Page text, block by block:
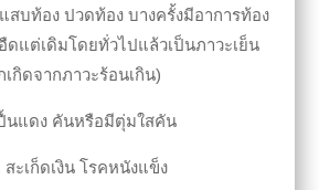
สบท้อง ปวดท้อง บางครั้งมีอาการท้อง
ดแต่เดิมโดยทั่วไปแล้วเป็นภาวะเย็น
กิดจากภาวะร้อนเกิน)
นแดง คันหรือมีตุ่มใสคัน
สะเก็ดเงิน โรคหนังแข็ง